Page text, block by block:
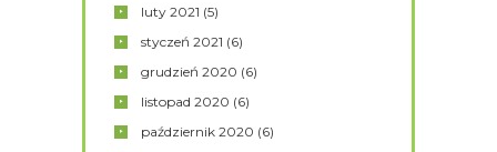
luty2021 (5)
styczeń2021 (6)
grudzień2020 (6)
listopad2020 (6)
październik2020 (6)